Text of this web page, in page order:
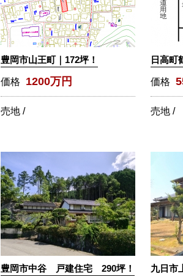
豊岡市山王町｜172坪！
価格 1200万円
売地 /
日高町
価格
売地 /
豊岡市中谷 戸建住宅 290坪！
九日